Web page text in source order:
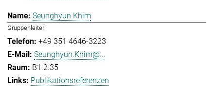
Seunghyun Khim
Gruppenleiter
+49 351 4646-3223
Seunghyun.Khim@...
B1.2.35
Publikationsreferenzen